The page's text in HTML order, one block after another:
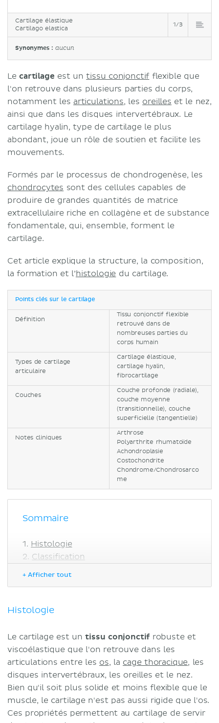
Cartilage élastique
Cartilago elastica
1/3
Synonymes :aucun
Lecartilage est untissu conjonctif flexible que
l'on retrouve dans plusieurs parties du corps,
notamment les articulations, les oreilles et le nez,
ainsi que dans les disques intervertébraux. Le
cartilage hyalin, type de cartilage le plus
abondant, joue un rôle de soutien et facilite les
mouvements.
Formés par le processus de chondrogenèse, les
chondrocytes sont des cellules capables de
produire de grandes quantités de matrice
extracellulaire riche en collagène et de substance
fondamentale, qui, ensemble, forment le
cartilage.
Cet article explique la structure, la composition,
la formation et l’histologie du cartilage.
Points clés sur le cartilage
Définition
Tissu conjonctif flexible
retrouvé dans de
nombreuses parties du
corps humain
Types de cartilage
articulaire
Cartilage élastique,
cartilage hyalin,
fibrocartilage
Couches
Couche profonde (radiale),
couche moyenne
(transitionnelle), couche
superficielle (tangentielle)
Notes cliniques
Arthrose
Polyarthrite rhumatoïde
Achondroplasie
Costochondrite
Chondrome/Chondrosarco
me
Sommaire
Histologie
Classification
Cartilage articulaire
Couches
Notes cliniques
Inconvénients du cartilage
Arthrose
Polyarthrite rhumatoïde
Achondroplasie
Costochondrite
+ Afficher tout
Histologie
Le cartilage est untissu conjonctif robuste et
viscoélastique que l'on retrouve dans les
articulations entre les os, la cage thoracique, les
disques intervertébraux, les oreilles et le nez.
Bien qu'il soit plus solide et moins flexible que le
muscle, le cartilage n'est pas aussi rigide que l'os.
Ces propriétés permettent au cartilage de servir